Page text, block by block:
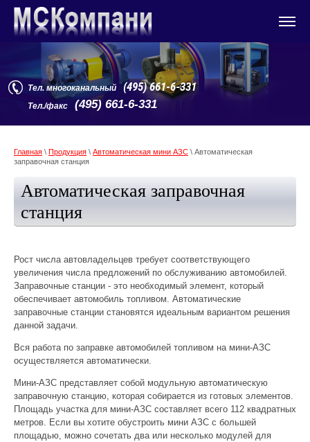
Тел. многоканальный (495) 661-6-331
Тел./факс (495) 661-6-331
Главная \ Продукция \ Автоматическая мини АЗС \ Автоматическая
заправочная станция
Автоматическая заправочная
станция
Рост числа автовладельцев требует соответствующего
увеличения числа предложений по обслуживанию автомобилей.
Заправочные станции - это необходимый элемент, который
обеспечивает автомобиль топливом. Автоматические
заправочные станции становятся идеальным вариантом решения
данной задачи.
Вся работа по заправке автомобилей топливом на мини-АЗС
осуществляется автоматически.
Мини-АЗС представляет собой модульную автоматическую
заправочную станцию, которая собирается из готовых элементов.
Площадь участка для мини-АЗС составляет всего 112 квадратных
метров. Если вы хотите обустроить мини АЗС с большей
площадью, можно сочетать два или несколько модулей для